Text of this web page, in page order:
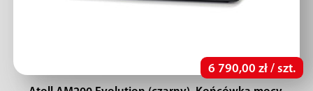
6 790,00 zł / szt.